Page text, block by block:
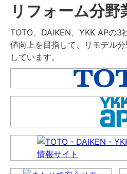
リフォーム分野
TOTO、DAIKEN、YKK APの3
値向上を目指して、リモデル
しています。